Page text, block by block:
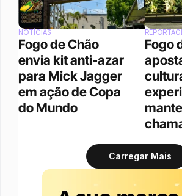
NOTÍCIAS
Fogo de Chão
envia kit anti-azar
para Mick Jagger
em ação de Copa
do Mundo
Fogo
Carregar Mais